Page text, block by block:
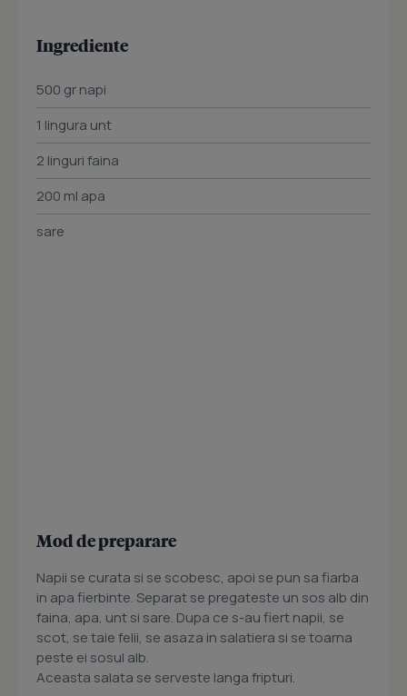
Ingrediente
500 gr napi
1 lingura unt
2 linguri faina
200 ml apa
sare
Mod de preparare
Napii se curata si se scobesc, apoi se pun sa fiarba
in apa fierbinte. Separat se pregateste un sos alb din
faina, apa, unt si sare. Dupa ce s-au fiert napii, se
scot, se taie felii, se asaza in salatiera si se toarna
peste ei sosul alb.
Aceasta salata se serveste langa fripturi.